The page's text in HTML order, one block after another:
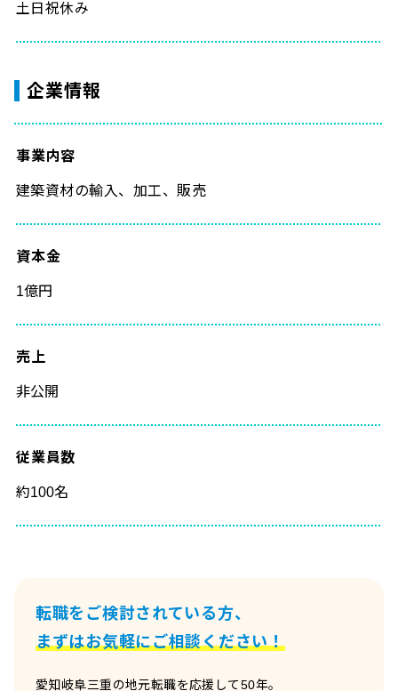
土日祝休み
企業情報
事業内容
建築資材の輸入、加工、販売
資本金
1億円
売上
非公開
従業員数
約100名
転職をご検討されている方、
まずはお気軽にご相談ください！
愛知岐阜三重の地元転職を応援して50年。